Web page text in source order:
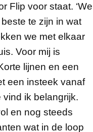
Flip voor staat. ‘We
te zijn in wat
we met elkaar
Voor mij is
lijnen en een
een insteek vanaf
vind ik belangrijk.
en nog steeds
wat in de loop